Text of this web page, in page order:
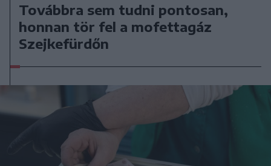
Továbbra sem tudni pontosan,
honnan tör fel a mofettagáz
Szejkefürdőn